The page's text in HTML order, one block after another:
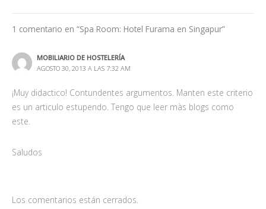
1 comentario en “Spa Room: Hotel Furama en Singapur”
MOBILIARIO DE HOSTELERÍA
AGOSTO 30, 2013 A LAS 7:32 AM
¡Muy didactico! Contundentes argumentos. Manten este criterio
es un articulo estupendo. Tengo que leer màs blogs como
este.
Saludos
Los comentarios están cerrados.